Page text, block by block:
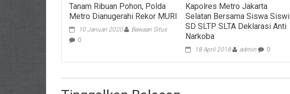
Tanam Ribuan Pohon, Polda
Metro Dianugerahi Rekor MURI
10 Januari 2020
Bawaan Situs
0
Kapolres Metro Jakarta
Selatan Bersama Siswa Siswi
SD SLTP SLTA Deklarasi Anti
Narkoba
18 April 2018 admin 0